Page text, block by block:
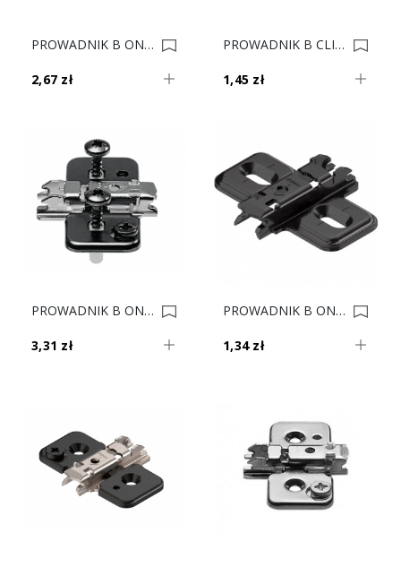
PROWADNIK B ONYKS MODUL 194K6100 EXP LODÓWKA 0033500
2,67 zł
PROWADNIK B CLIP 173L8100.21 H-0 EURO DB 0033453
1,45 zł
PROWADNIK B ONYKS CLIP 174H7100E EXPAN. H-0 0022133
3,31 zł
PROWADNIK B ONYKS CLIP 173L6100 H-0 V500 0022107
1,34 zł